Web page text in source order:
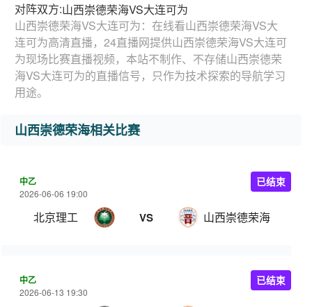
对阵双方:山西崇德荣海VS大连可为
山西崇德荣海VS大连可为：在线看山西崇德荣海VS大
连可为高清直播，24直播网提供山西崇德荣海VS大连可
为现场比赛直播视频，本站不制作、不存储山西崇德荣
海VS大连可为的直播信号，只作为技术探索的导航学习
用途。
山西崇德荣海相关比赛
中乙
2026-06-06 19:00
北京理工 VS 山西崇德荣海
已结束
中乙
2026-06-13 19:30
已结束